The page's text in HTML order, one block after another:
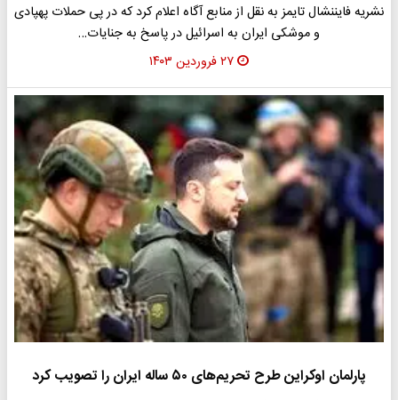
نشریه فایننشال تایمز به نقل از منابع آگاه اعلام کرد که در پی حملات پهپادی
و موشکی ایران به اسرائیل در پاسخ به جنایات…
۲۷ فروردین ۱۴۰۳
پارلمان اوکراین طرح تحریم‌های ۵۰ ساله ایران را تصویب کرد